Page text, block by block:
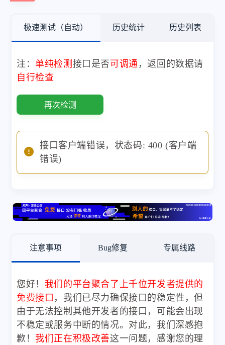
极速测试（自动） 历史统计 历史列表
注： 单纯检测 接口是否 可调通 ，返回的数据请
自行检查
再次检测
接口客户端错误，状态码: 400 (客户端
错误)
注意事项 Bug修复 专属线路
您好！ 我们的平台聚合了上千位开发者提供的
免费接口 ，我们已尽力确保接口的稳定性，但
由于无法控制其他开发者的接口，可能会出现
不稳定或服务中断的情况。对此，我们深感抱
歉！ 我们正在积极改善这一问题，感谢您的理